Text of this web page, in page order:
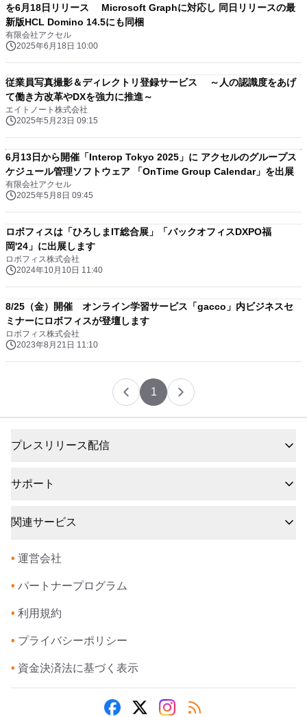
を6月18日リリース Microsoft Graphに対応し 同日リリースの最
新版HCL Domino 14.5にも同梱
有限会社アクセル
2025年6月18日 10:00
従業員写真撮影＆ディレクトリ登録サービス ～人の認識度をあげ
て働き方改革やDXを強力に推進～
エイトノート株式会社
2025年5月23日 09:15
6月13日から開催「Interop Tokyo 2025」に アクセルのグループス
ケジュール管理ソフトウェア 「OnTime Group Calendar」を出展
有限会社アクセル
2025年5月8日 09:45
ロボフィスは「ひろしまIT総合展」「バックオフィスDXPO福
岡'24」に出展します
ロボフィス株式会社
2024年10月10日 11:40
8/25（金）開催 オンライン学習サービス「gacco」内ビジネスセ
ミナーにロボフィスが登壇します
ロボフィス株式会社
2023年8月21日 11:10
1
プレスリリース配信
サポート
関連サービス
• 運営会社
• パートナープログラム
• 利用規約
• プライバシーポリシー
• 資金決済法に基づく表示